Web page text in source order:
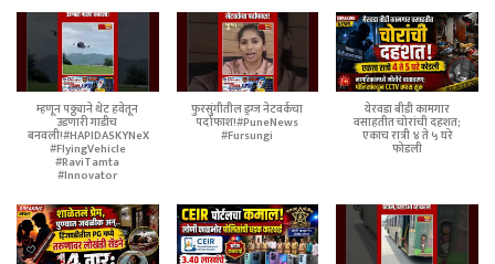
म्हणून पठ्ठ्याने थेट हवेतून
उडणारी गाडीच
बनवली!#HAPIDASKYNeX
#FlyingVehicle
#RaviTamta
#Innovator
फुरसुंगीतील ड्रग्ज नेटवर्कचा
पर्दाफाश!#PuneNews
#Fursungi
येरवडा बीडी कामगार
वसाहतीत चोरांची दहशत;
एकाच रात्री ४ ते ५ घरे
फोडली